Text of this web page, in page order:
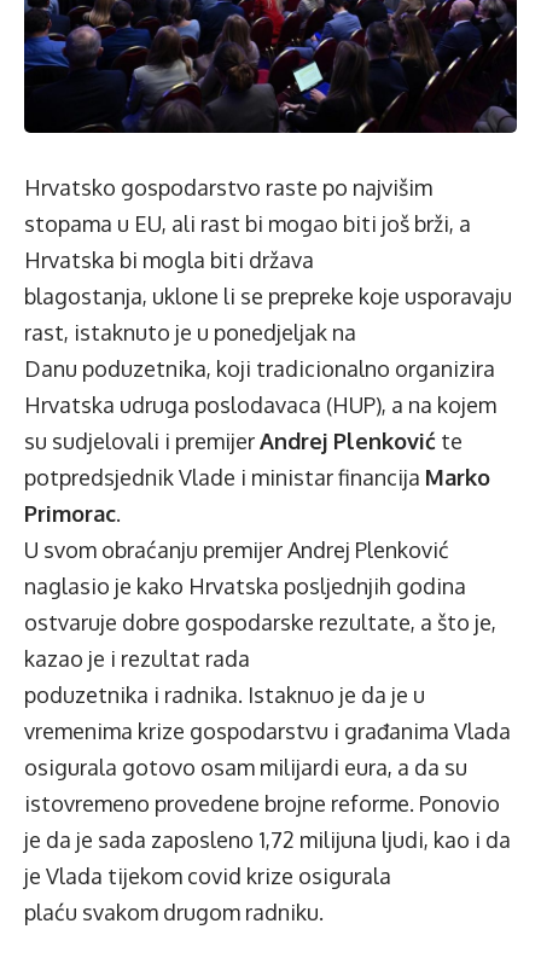
Hrvatsko gospodarstvo raste po najvišim
stopama u EU, ali rast bi mogao biti još brži, a
Hrvatska bi mogla biti država
blagostanja, uklone li se prepreke koje usporavaju
rast, istaknuto je u ponedjeljak na
Danu poduzetnika, koji tradicionalno organizira
Hrvatska udruga poslodavaca (HUP), a na kojem
su sudjelovali i premijerAndrej Plenković te
potpredsjednik Vlade i ministar financija Marko
Primorac.
U svom obraćanju premijer Andrej Plenković
naglasio je kako Hrvatska posljednjih godina
ostvaruje dobre gospodarske rezultate, a što je,
kazao je i rezultat rada
poduzetnika i radnika. Istaknuo je da je u
vremenima krize gospodarstvu i građanima Vlada
osigurala gotovo osam milijardi eura, a da su
istovremeno provedene brojne reforme. Ponovio
je da je sada zaposleno 1,72 milijuna ljudi, kao i da
je Vlada tijekom covid krize osigurala
plaću svakom drugom radniku.